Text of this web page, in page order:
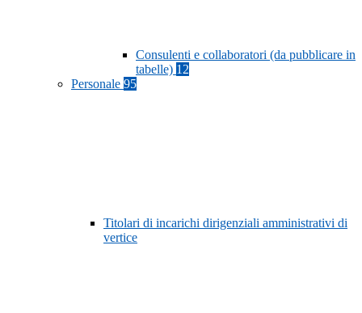
Consulenti e collaboratori (da pubblicare in
tabelle) 12
Personale 95
Titolari di incarichi dirigenziali amministrativi di
vertice